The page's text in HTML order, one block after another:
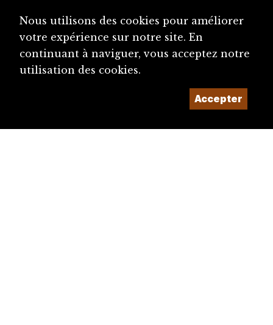
Nous utilisons des cookies pour améliorer
votre expérience sur notre site. En
continuant à naviguer, vous acceptez notre
utilisation des cookies.
Accepter